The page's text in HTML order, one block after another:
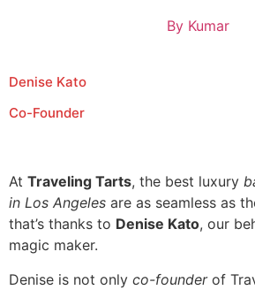
ByKumar
Denise Kato
Co-Founder
At Traveling Tarts, the best luxury
in Los Angeles are as seamless as
that’s thanks to Denise Kato, our
magic maker.
Denise is not only co-founderof